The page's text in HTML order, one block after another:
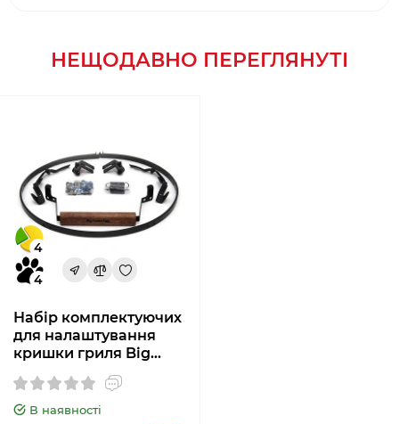
НЕЩОДАВНО ПЕРЕГЛЯНУТІ
4
4
Набір комплектуючих
для налаштування
кришки гриля Big
Green Egg L 117984
В наявності